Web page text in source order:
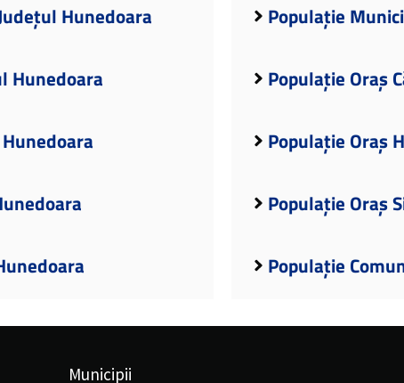
Hunedoara Populație
Hunedoara Populație Oraș
Populație Oraș
Populație Oraș
Populație
Municipii